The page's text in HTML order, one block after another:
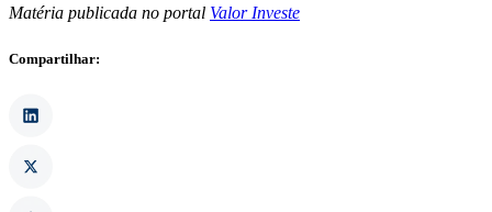
Matéria publicada no portal Valor Investe
Compartilhar: